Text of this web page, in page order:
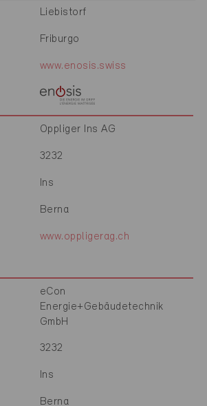
Liebistorf
Friburgo
www.enosis.swiss
Oppliger Ins AG
3232
Ins
Berna
www.oppligerag.ch
eCon
Energie+Gebäudetechnik
GmbH
3232
Ins
Berna